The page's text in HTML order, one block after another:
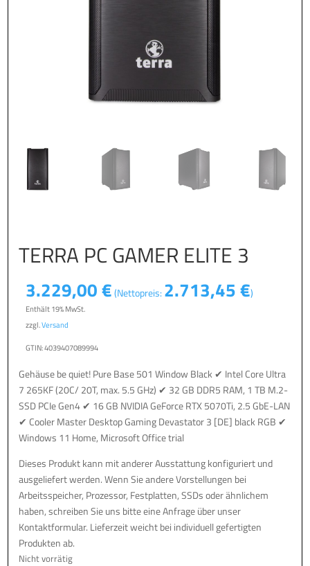
TERRA PC GAMER ELITE 3
3.229,00€ (Nettopreis: 2.713,45€)
Enthält 19% MwSt.
zzgl.Versand
GTIN: 4039407089994
Gehäuse be quiet! Pure Base 501 Window Black ✔ Intel Core Ultra
7 265KF (20C/ 20T, max. 5.5 GHz) ✔ 32 GB DDR5 RAM, 1 TB M.2-
SSD PCIe Gen4 ✔ 16 GB NVIDIA GeForce RTX 5070Ti, 2.5 GbE-LAN
✔ Cooler Master Desktop Gaming Devastator 3 [DE] black RGB ✔
Windows 11 Home, Microsoft Office trial
Dieses Produkt kann mit anderer Ausstattung konfiguriert und
ausgeliefert werden. Wenn Sie andere Vorstellungen bei
Arbeitsspeicher, Prozessor, Festplatten, SSDs oder ähnlichem
haben, schreiben Sie uns bitte eine Anfrage über unser
Kontaktformular. Lieferzeit weicht bei individuell gefertigten
Produkten ab.
Nicht vorrätig